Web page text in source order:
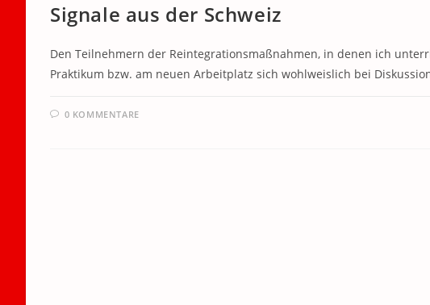
Signale aus der Schweiz
Den Teilnehmern der Reintegrationsmaßnahmen, in denen ich
Praktikum bzw. am neuen Arbeitplatz sich wohlweislich bei
0 KOMMENTARE